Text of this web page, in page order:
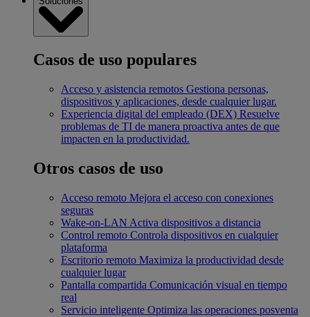
Casos de uso populares
Acceso y asistencia remotos Gestiona personas,
dispositivos y aplicaciones, desde cualquier lugar.
Experiencia digital del empleado (DEX) Resuelve
problemas de TI de manera proactiva antes de que
impacten en la productividad.
Otros casos de uso
Acceso remoto Mejora el acceso con conexiones
seguras
Wake-on-LAN Activa dispositivos a distancia
Control remoto Controla dispositivos en cualquier
plataforma
Escritorio remoto Maximiza la productividad desde
cualquier lugar
Pantalla compartida Comunicación visual en tiempo
real
Servicio inteligente Optimiza las operaciones posventa